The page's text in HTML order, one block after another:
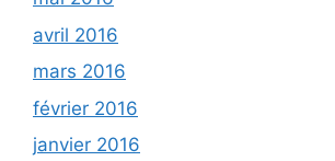
avril 2016
mars 2016
février 2016
janvier 2016